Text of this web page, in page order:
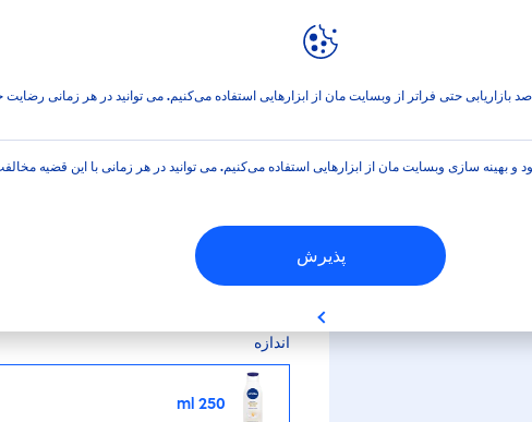
بازاریابی حتی فراتر از وبسایت مان از ابزارهایی استفاده می‌کنیم. می توانید در هر زمانی رضایت
و بهینه سازی وبسایت مان از ابزارهایی استفاده می‌کنیم. می توانید در هر زمانی با این قضیه
پذیرش
مشک
مشک
لوسیون بدن نیوآ سنشوال ماسک،
گرم مشک محظوظ می‌کند.
اندازه
250 ml